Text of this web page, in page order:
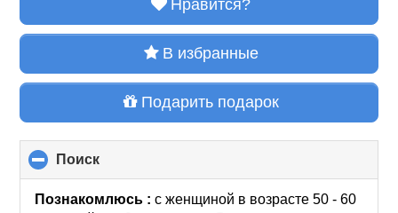
Нравится?
В избранные
Подарить подарок
Поиск
to
collapse
Познакомлюсь :с женщиной в возрасте 50 - 60